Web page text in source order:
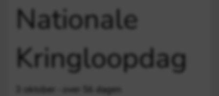
Nationale
Kringloopdag
3 oktober - over 56 dagen